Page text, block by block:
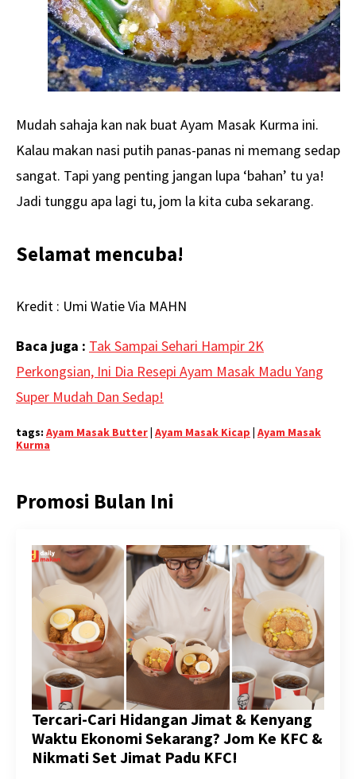
Mudah sahaja kan nak buat Ayam Masak Kurma ini.
Kalau makan nasi putih panas-panas ni memang sedap
sangat. Tapi yang penting jangan lupa ‘bahan’ tu ya!
Jadi tunggu apa lagi tu, jom la kita cuba sekarang.
Selamat mencuba!
Kredit : Umi Watie Via MAHN
Baca juga : Tak Sampai Sehari Hampir 2K
Perkongsian, Ini Dia Resepi Ayam Masak Madu Yang
Super Mudah Dan Sedap!
tags: Ayam Masak Butter| Ayam Masak Kicap | Ayam Masak
Kurma
Promosi Bulan Ini
Tercari-Cari Hidangan Jimat & Kenyang
Waktu Ekonomi Sekarang? Jom Ke KFC &
Nikmati Set Jimat Padu KFC!